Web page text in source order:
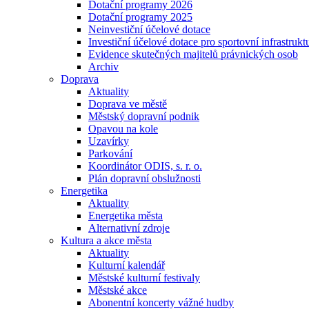
Dotační programy 2026
Dotační programy 2025
Neinvestiční účelové dotace
Investiční účelové dotace pro sportovní
Evidence skutečných majitelů právnických osob
Archiv
Doprava
Aktuality
Doprava ve městě
Městský dopravní podnik
Opavou na kole
Uzavírky
Parkování
Koordinátor ODIS, s. r. o.
Plán dopravní obslužnosti
Energetika
Aktuality
Energetika města
Alternativní zdroje
Kultura a akce města
Aktuality
Kulturní kalendář
Městské kulturní festivaly
Městské akce
Abonentní koncerty vážné hudby